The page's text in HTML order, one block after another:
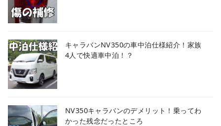
キャラバンNV350の車中泊仕様紹介！家族
4人で快適車中泊！？
NV350キャラバンのデメリット！乗ってわ
かった残念だったところ